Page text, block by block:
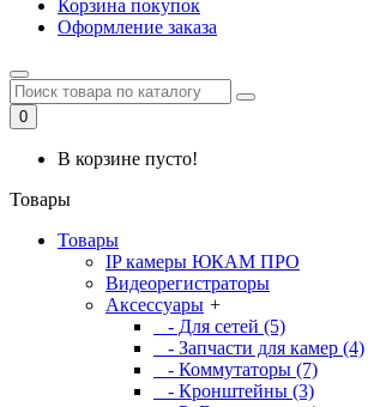
Корзина покупок
Оформление заказа
0
В корзине пусто!
Товары
Товары
IP камеры ЮКАМ ПРО
Видеорегистраторы
Аксессуары +
- Для сетей (5)
- Запчасти для камер (4)
- Коммутаторы (7)
- Кронштейны (3)